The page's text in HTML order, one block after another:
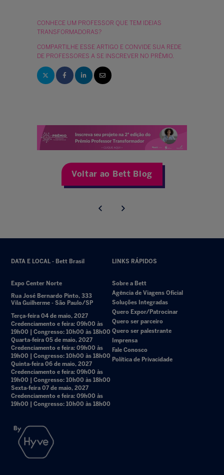
CONHECE UM PROFESSOR QUE TEM IDEIAS
TRANSFORMADORAS?
COMPARTILHE ESSE ARTIGO E CONVIDE SUA REDE
DE PROFESSORES A SE INSCREVER NO PRÊMIO.
Voltar ao Bett Blog
DATA E LOCAL - Bett Brasil
Expo Center Norte
Rua José Bernardo Pinto, 333
Vila Guilherme - São Paulo/SP
Terça-feira 04 de maio, 2027
Credenciamento e feira: 09h00 às
19h00 | Congresso: 10h00 às 18h00
Quarta-feira 05 de maio, 2027
Credenciamento e feira: 09h00 às
19h00 | Congresso: 10h00 às 18h00
Quinta-feira 06 de maio, 2027
Credenciamento e feira: 09h00 às
19h00 | Congresso: 10h00 às 18h00
Sexta-feira 07 de maio, 2027
Credenciamento e feira: 09h00 às
19h00 | Congresso: 10h00 às 18h00
LINKS RÁPIDOS
Sobre a Bett
Agência de Viagens Oficial
Soluções Integradas
Quero Expor/Patrocinar
Quero ser parceiro
Quero ser palestrante
Imprensa
Fale Conosco
Política de Privacidade